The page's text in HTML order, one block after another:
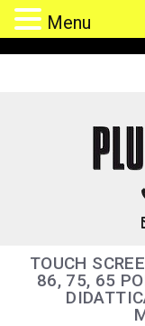
TOUCH
86, 75, 65
Menu